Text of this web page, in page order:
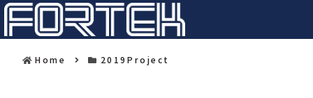
Home 2019Project